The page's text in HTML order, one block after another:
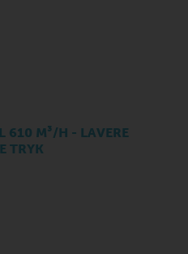
610 M³/H - LAVERE
TRYK